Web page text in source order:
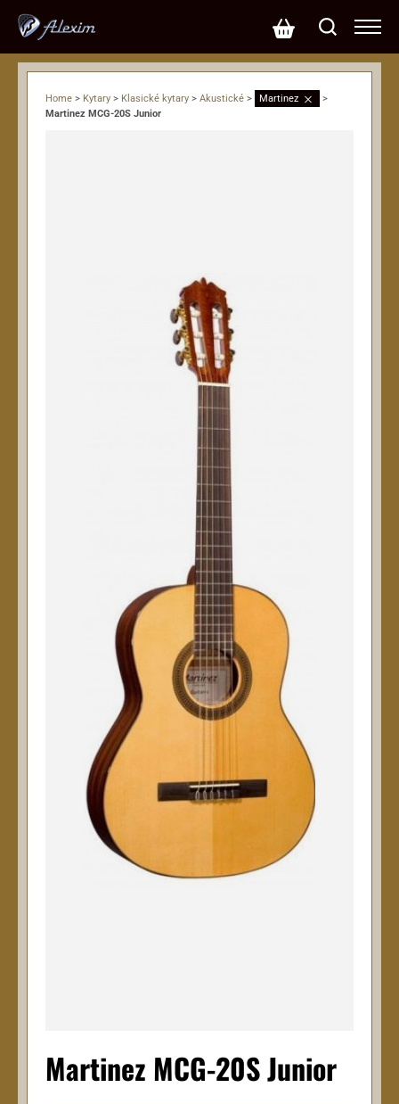
Home > Kytary > Klasické kytary > Akustické > Martinez
>
Martinez MCG-20S Junior
Martinez MCG-20S Junior